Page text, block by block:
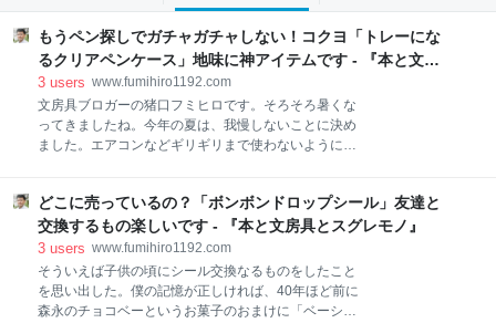
もうペン探しでガチャガチャしない！コクヨ「トレーにな
るクリアペンケース」地味に神アイテムです - 『本と文房
具とスグレモノ』
3 users www.fumihiro1192.com
文房具ブロガーの猪口フミヒロです。そろそろ暑くな
ってきましたね。今年の夏は、我慢しないことに決め
ました。エアコンなどギリギリまで使わないようにし
じることは、極力避けましょう。それは悩むと同じく
らいのインパクトがあります。健全に生活していくた
めにも、心がけたいものです。みなさん、我慢しない
でくださいね。そして、みんなで今年の夏も乗り越え
ましょうよ。 ここから文房具ブログです さて、本題の
文房具紹介に入っていきましょう。僕は最初と最後の
どこに売っているの？「ボンボンドロップシール」友達と
交換するもの楽しいです - 『本と文房具とスグレモノ』
3 users www.fumihiro1192.com
そういえば子供の頃にシール交換なるものをしたこと
を思い出した。僕の記憶が正しければ、40年ほど前に
森永のチョコベーというお菓子のおまけに「ベーシー